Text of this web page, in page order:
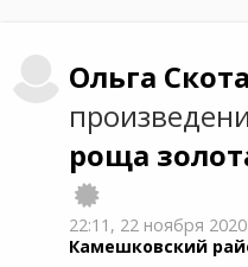
Ольга
роща
22:11, 22 ноября 2020
Камешковский